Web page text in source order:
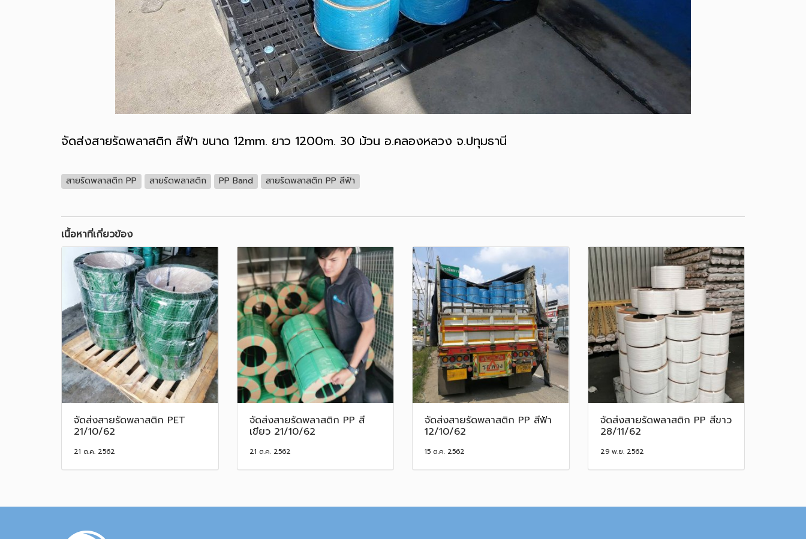
จัดส่งสายรัดพลาสติก สีฟ้า ขนาด 12mm. ยาว 1200m. 30 ม้วน อ.คลองหลวง จ.ปทุมธานี
สายรัดพลาสติก PP สายรัดพลาสติก PP Band สายรัดพลาสติก PP สีฟ้า
เนื้อหาที่เกี่ยวข้อง
จัดส่งสายรัดพลาสติก PET
21/10/62
21 ต.ค. 2562
จัดส่งสายรัดพลาสติก PP สี
เขียว 21/10/62
21 ต.ค. 2562
จัดส่งสายรัดพลาสติก PP สีฟ้า
12/10/62
15 ต.ค. 2562
จัดส่งสายรัดพลาสติก PP สีขาว
28/11/62
29 พ.ย. 2562